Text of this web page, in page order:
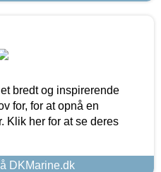
bredt og inspirerende
for, for at opnå en
Klik her for at se deres
DKMarine.dk